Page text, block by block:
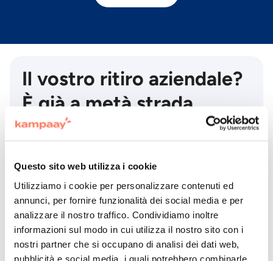
Questo sito web utilizza i cookie
Utilizziamo i cookie per personalizzare contenuti ed
annunci, per fornire funzionalità dei social media e per
analizzare il nostro traffico. Condividiamo inoltre
informazioni sul modo in cui utilizza il nostro sito con i
nostri partner che si occupano di analisi dei dati web,
pubblicità e social media, i quali potrebbero combinarle
Il vostro ritiro aziendale?
È già a metà strada
Abbiamo tutto pronto: expert e
idee.
Parliamo del tuo evento